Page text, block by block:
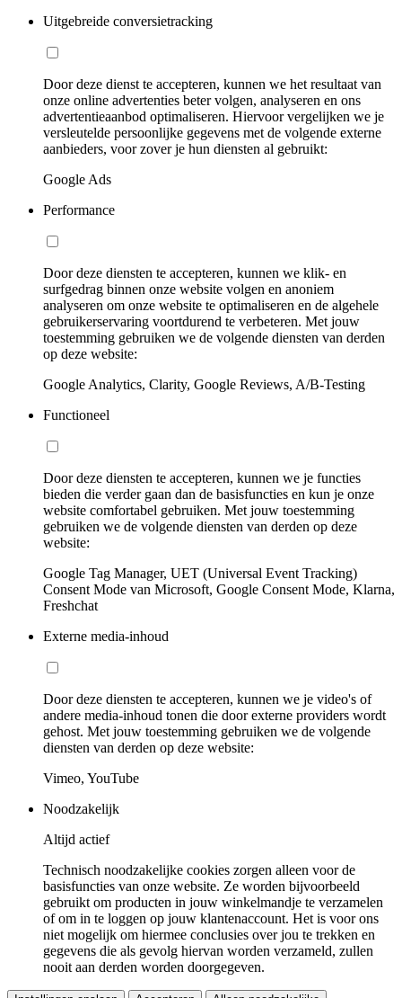
Uitgebreide conversietracking
Door deze dienst te accepteren, kunnen we het resultaat van
onze online advertenties beter volgen, analyseren en ons
advertentieaanbod optimaliseren. Hiervoor vergelijken we je
versleutelde persoonlijke gegevens met de volgende externe
aanbieders, voor zover je hun diensten al gebruikt:
Google Ads
Performance
Door deze diensten te accepteren, kunnen we klik- en
surfgedrag binnen onze website volgen en anoniem
analyseren om onze website te optimaliseren en de algehele
gebruikerservaring voortdurend te verbeteren. Met jouw
toestemming gebruiken we de volgende diensten van derden
op deze website:
Google Analytics, Clarity, Google Reviews, A/B-Testing
Functioneel
Door deze diensten te accepteren, kunnen we je functies
bieden die verder gaan dan de basisfuncties en kun je onze
website comfortabel gebruiken. Met jouw toestemming
gebruiken we de volgende diensten van derden op deze
website:
Google Tag Manager, UET (Universal Event Tracking)
Consent Mode van Microsoft, Google Consent Mode, Klarna,
Freshchat
Externe media-inhoud
Door deze diensten te accepteren, kunnen we je video's of
andere media-inhoud tonen die door externe providers wordt
gehost. Met jouw toestemming gebruiken we de volgende
diensten van derden op deze website:
Vimeo, YouTube
Noodzakelijk
Altijd actief
Technisch noodzakelijke cookies zorgen alleen voor de
basisfuncties van onze website. Ze worden bijvoorbeeld
gebruikt om producten in jouw winkelmandje te verzamelen
of om in te loggen op jouw klantenaccount. Het is voor ons
niet mogelijk om hiermee conclusies over jou te trekken en
gegevens die als gevolg hiervan worden verzameld, zullen
nooit aan derden worden doorgegeven.